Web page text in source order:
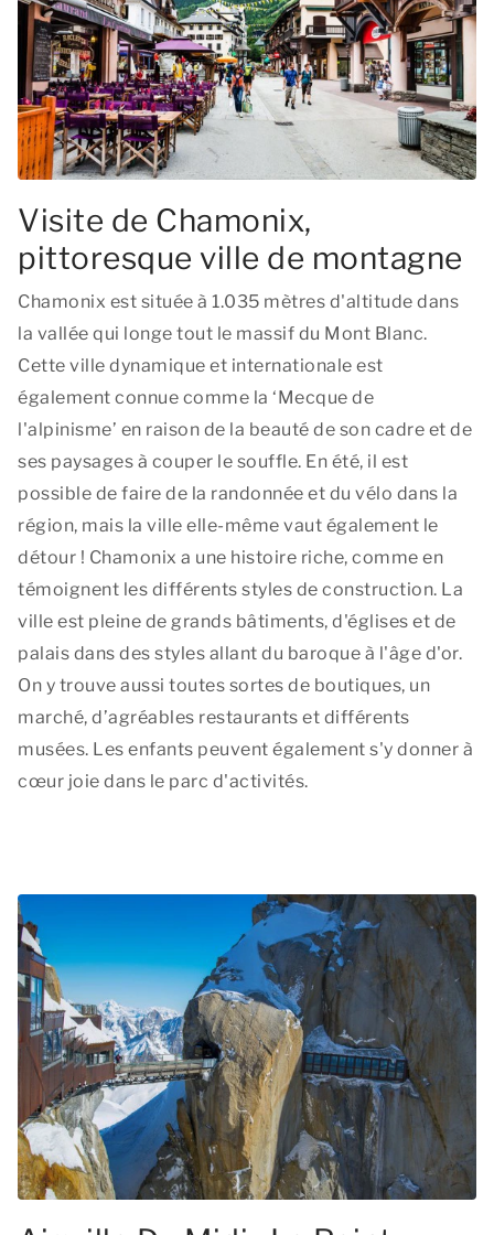
Visite de Chamonix,
pittoresque ville de montagne
Chamonix est située à 1.035 mètres d'altitude dans
la vallée qui longe tout le massif du Mont Blanc.
Cette ville dynamique et internationale est
également connue comme la ‘Mecque de
l'alpinisme’ en raison de la beauté de son cadre et de
ses paysages à couper le souffle. En été, il est
possible de faire de la randonnée et du vélo dans la
région, mais la ville elle-même vaut également le
détour ! Chamonix a une histoire riche, comme en
témoignent les différents styles de construction. La
ville est pleine de grands bâtiments, d'églises et de
palais dans des styles allant du baroque à l'âge d'or.
On y trouve aussi toutes sortes de boutiques, un
marché, d’agréables restaurants et différents
musées. Les enfants peuvent également s'y donner à
cœur joie dans le parc d'activités.